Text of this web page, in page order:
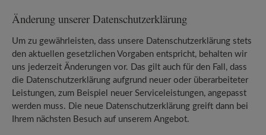
Änderung unserer Datenschutzerklärung
Um zu gewährleisten, dass unsere Datenschutzerklärung stets
den aktuellen gesetzlichen Vorgaben entspricht, behalten wir
uns jederzeit Änderungen vor. Das gilt auch für den Fall, dass
die Datenschutzerklärung aufgrund neuer oder überarbeiteter
Leistungen, zum Beispiel neuer Serviceleistungen, angepasst
werden muss. Die neue Datenschutzerklärung greift dann bei
Ihrem nächsten Besuch auf unserem Angebot.